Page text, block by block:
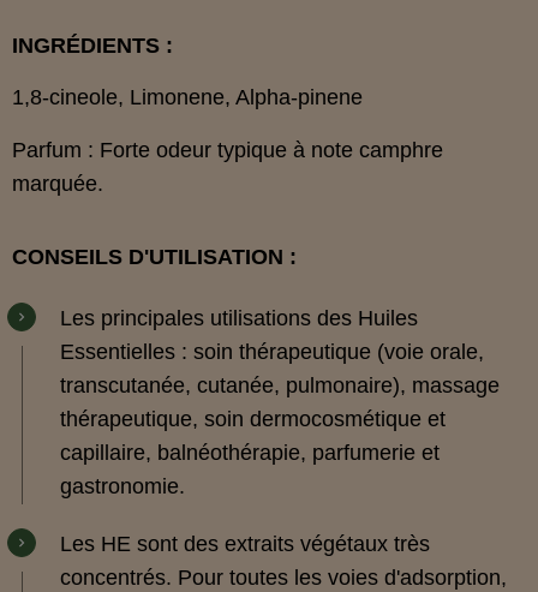
INGRÉDIENTS :
1,8-cineole, Limonene, Alpha-pinene
Parfum : Forte odeur typique à note camphre
marquée.
CONSEILS D'UTILISATION :
Les principales utilisations des Huiles
Essentielles : soin thérapeutique (voie orale,
transcutanée, cutanée, pulmonaire), massage
thérapeutique, soin dermocosmétique et
capillaire, balnéothérapie, parfumerie et
gastronomie.
Les HE sont des extraits végétaux très
concentrés. Pour toutes les voies d'adsorption,